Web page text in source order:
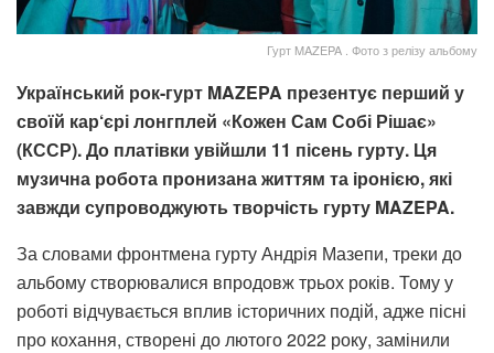
Гурт MAZEPA . Фото з релізу альбому
Український рок-гурт MAZEPA презентує перший у
своїй кар‘єрі лонгплей «Кожен Сам Собі Рішає»
(КССР). До платівки увійшли 11 пісень гурту. Ця
музична робота пронизана життям та іронією, які
завжди супроводжують творчість гурту MAZEPA.
За словами фронтмена гурту Андрія Мазепи, треки до
альбому створювалися впродовж трьох років. Тому у
роботі відчувається вплив історичних подій, адже пісні
про кохання, створені до лютого 2022 року, замінили